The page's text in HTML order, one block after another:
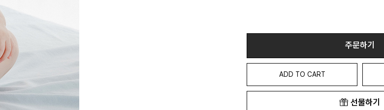
주문하기
ADD TO CART
선물하기